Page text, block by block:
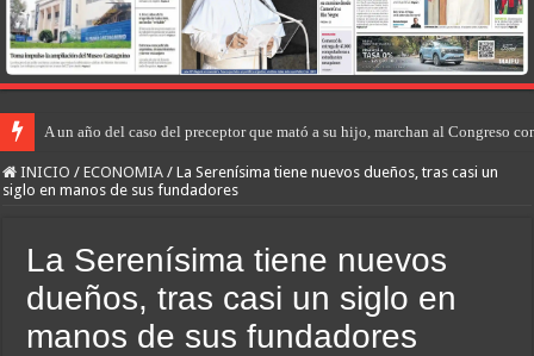
A un año del caso del preceptor que mató a su hijo, marchan al Congreso
INICIO / ECONOMIA / La Serenísima tiene nuevos dueños, tras casi un
siglo en manos de sus fundadores
La Serenísima tiene nuevos
dueños, tras casi un siglo en
manos de sus fundadores